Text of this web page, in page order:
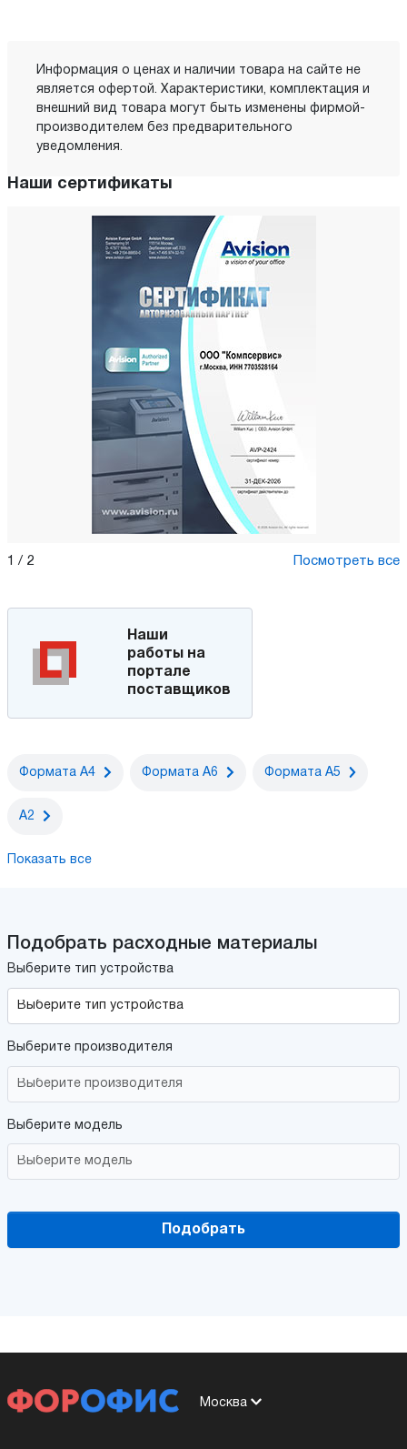
Информация о ценах и наличии товара на сайте не
является офертой. Характеристики, комплектация и
внешний вид товара могут быть изменены фирмой-
производителем без предварительного
уведомления.
Наши сертификаты
1 / 2 Посмотреть все
Наши
работы на
портале
поставщиков
Формата A4 Формата A6 Формата A5
А2
Показать все
Подобрать расходные материалы
Выберите тип устройства
Выберите производителя
Выберите модель
Подобрать
Москва